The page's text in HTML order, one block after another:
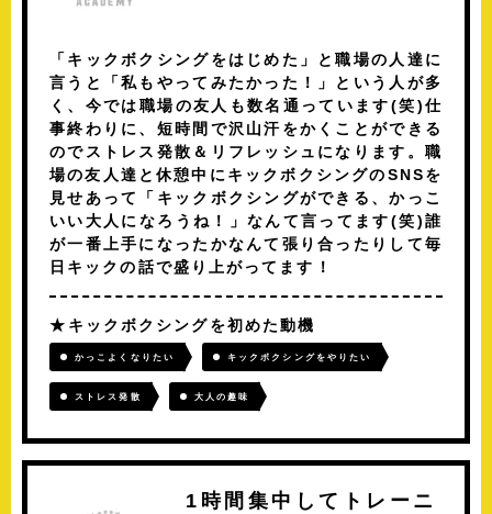
「キックボクシングをはじめた」と職場の人達に
言うと「私もやってみたかった！」という人が多
く、今では職場の友人も数名通っています(笑)仕
事終わりに、短時間で沢山汗をかくことができる
のでストレス発散＆リフレッシュになります。職
場の友人達と休憩中にキックボクシングのSNSを
見せあって「キックボクシングができる、かっこ
いい大人になろうね！」なんて言ってます(笑)誰
が一番上手になったかなんて張り合ったりして毎
日キックの話で盛り上がってます！
キックボクシングを初めた動機
かっこよくなりたい キックボクシングをやりたい
ストレス発散 大人の趣味
1時間集中してトレーニ